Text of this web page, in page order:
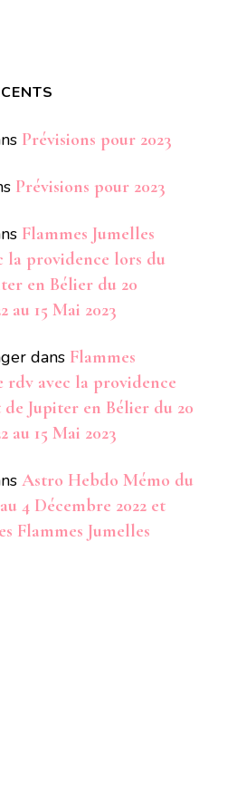
Prévisions pour 2023
Prévisions pour 2023
Flammes Jumelles
la providence lors du
en Bélier du 20
au 15 Mai 2023
dans Flammes
rdv avec la providence
Jupiter en Bélier du 20
au 15 Mai 2023
Astro Hebdo Mémo du
4 Décembre 2022 et
Flammes Jumelles